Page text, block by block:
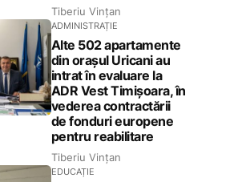
Tiberiu Vințan
ADMINISTRAȚIE
Alte 502 apartamente
din orașul Uricani au
intrat în evaluare la
ADR Vest Timișoara, în
vederea contractării
de fonduri europene
pentru reabilitare
Tiberiu Vințan
EDUCAȚIE